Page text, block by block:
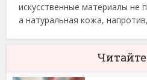
искусственные материалы
а натуральная кожа,